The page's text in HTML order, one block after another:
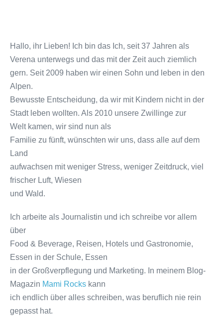
Hallo, ihr Lieben! Ich bin das Ich, seit 37 Jahren als
Verena unterwegs und das mit der Zeit auch ziemlich
gern. Seit 2009 haben wir einen Sohn und leben in den
Alpen.
Bewusste Entscheidung, da wir mit Kindern nicht in der
Stadt leben wollten. Als 2010 unsere Zwillinge zur
Welt kamen, wir sind nun als
Familie zu fünft, wünschten wir uns, dass alle auf dem
Land
aufwachsen mit weniger Stress, weniger Zeitdruck, viel
frischer Luft, Wiesen
und Wald.
Ich arbeite als Journalistin und ich schreibe vor allem
über
Food & Beverage, Reisen, Hotels und Gastronomie,
Essen in der Schule, Essen
in der Großverpflegung und Marketing. In meinem Blog-
Magazin Mami Rocks kann
ich endlich über alles schreiben, was beruflich nie rein
gepasst hat.